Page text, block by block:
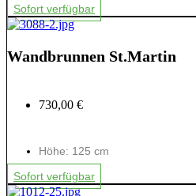
Sofort verfügbar
Wandbrunnen St.Martin
730,00 €
Höhe: 125 cm
Sofort verfügbar